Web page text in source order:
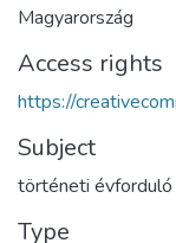
Magyarország
Access rights
https://
Subject
történeti évforduló
Type